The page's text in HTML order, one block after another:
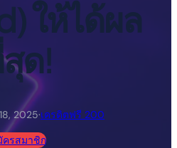
ให้ได้ผล
ด!
2025·เครดิตฟรี 200
ครสมาชิก